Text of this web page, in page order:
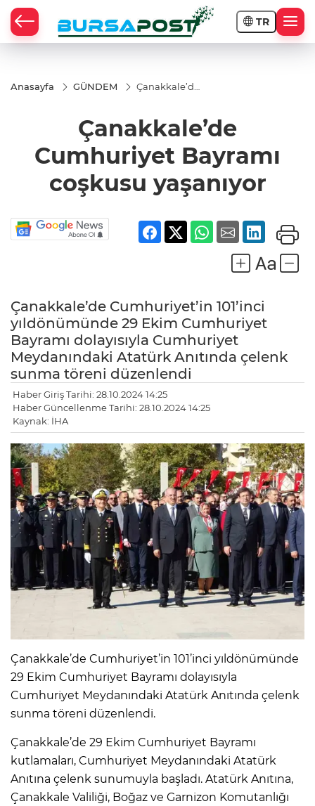
TR
Anasayfa GÜNDEM
Çanakkale’de
coşkusu
yaşanıyor
Çanakkale’de
Cumhuriyet Bayramı
coşkusu yaşanıyor
Çanakkale’de Cumhuriyet’in 101’inci
yıldönümünde 29 Ekim Cumhuriyet
Bayramı dolayısıyla Cumhuriyet
Meydanındaki Atatürk Anıtında çelenk
sunma töreni düzenlendi
Haber Giriş Tarihi: 28.10.2024 14:25
Haber Güncellenme Tarihi: 28.10.2024 14:25
Kaynak: İHA
Çanakkale’de Cumhuriyet’in 101’inci yıldönümünde
29 Ekim Cumhuriyet Bayramı dolayısıyla
Cumhuriyet Meydanındaki Atatürk Anıtında çelenk
sunma töreni düzenlendi.
Çanakkale’de 29 Ekim Cumhuriyet Bayramı
kutlamaları, Cumhuriyet Meydanındaki Atatürk
Anıtına çelenk sunumuyla başladı. Atatürk Anıtına,
Çanakkale Valiliği, Boğaz ve Garnizon Komutanlığı